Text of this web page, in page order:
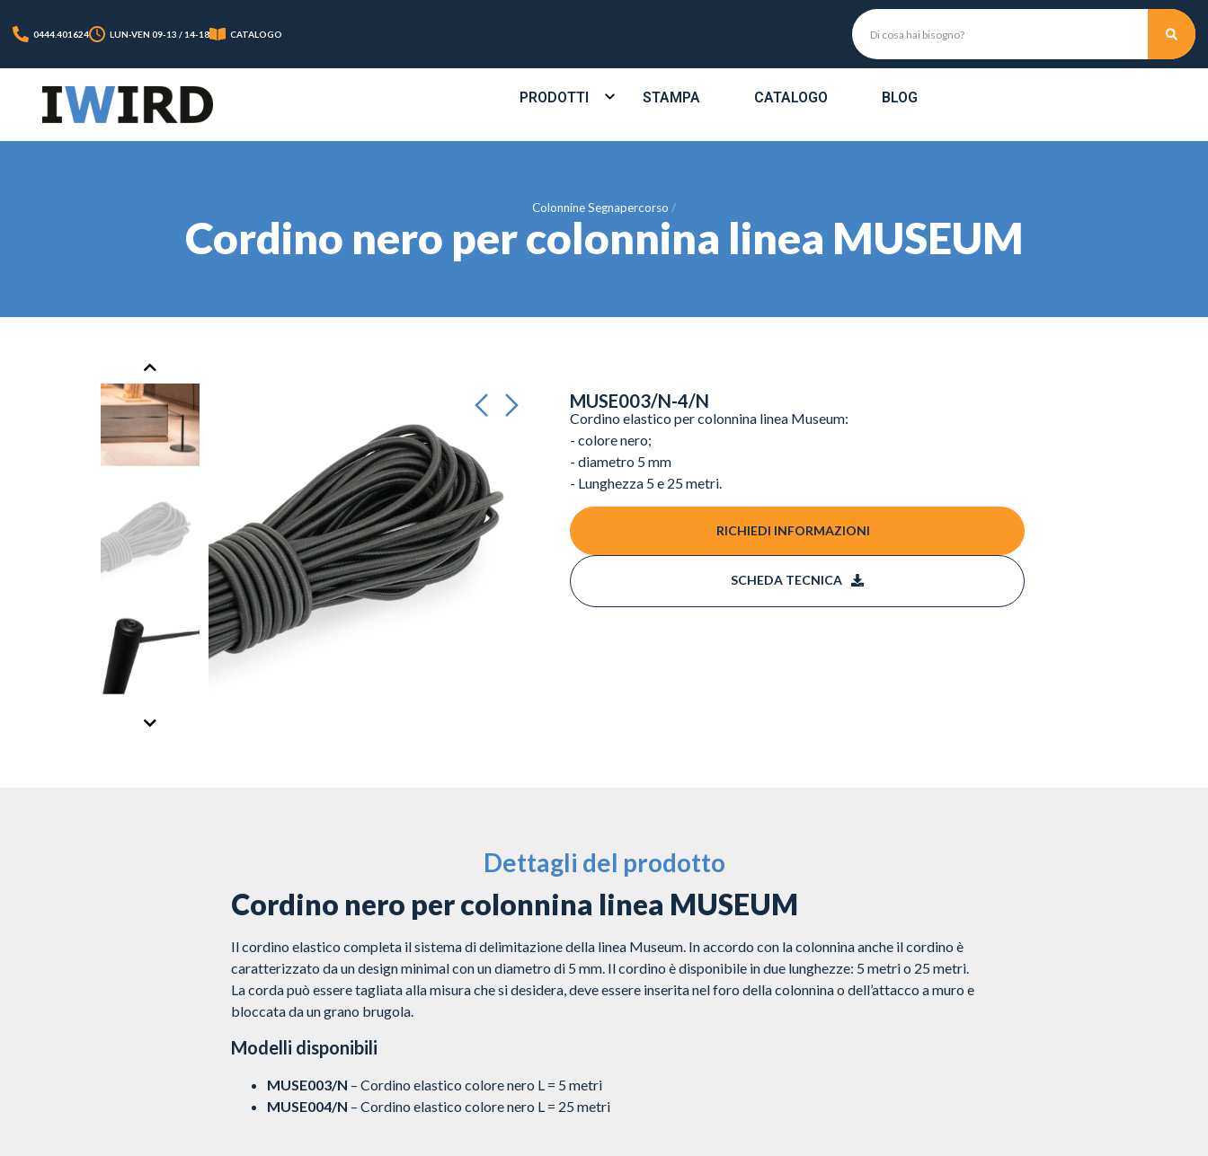
0444.401624 LUN-VEN 09-13 / 14-18 CATALOGO
PRODOTTI STAMPA CATALOGO BLOG
Colonnine Segnapercorso
Cordino nero per colonnina linea MUSEUM
MUSE003/N-4/N
Cordino elastico per colonnina linea Museum:
- colore nero;
- diametro 5 mm
- Lunghezza 5 e 25 metri.
RICHIEDI INFORMAZIONI
SCHEDA TECNICA
Dettagli del prodotto
Cordino nero per colonnina linea MUSEUM
Il cordino elastico completa il sistema di delimitazione della linea Museum. In accordo con la colonnina anche il cordino è
caratterizzato da un design minimal con un diametro di 5 mm. Il cordino è disponibile in due lunghezze: 5 metri o 25 metri.
La corda può essere tagliata alla misura che si desidera, deve essere inserita nel foro della colonnina o dell’attacco a muro e
bloccata da un grano brugola.
Modelli disponibili
MUSE003/N – Cordino elastico colore nero L = 5 metri
MUSE004/N – Cordino elastico colore nero L = 25 metri